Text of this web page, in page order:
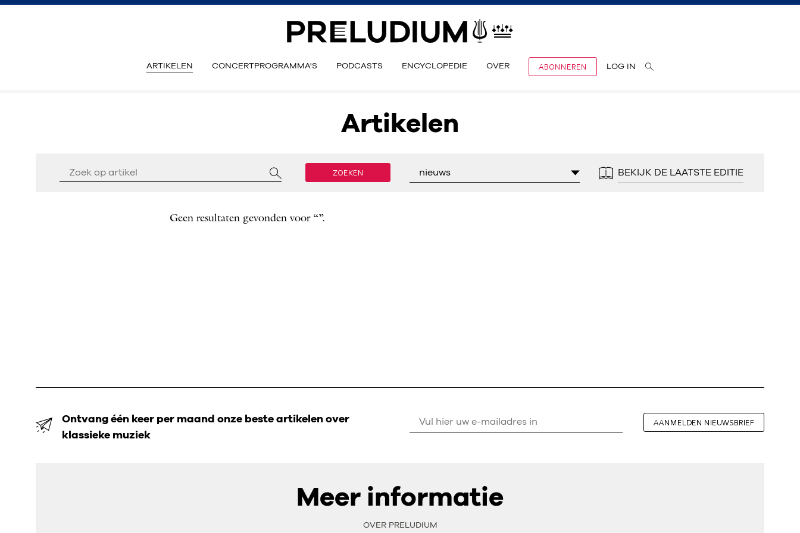
ARTIKELEN CONCERTPROGRAMMA'S PODCASTS ENCYCLOPEDIE OVER ABONNEREN LOG IN
Artikelen
ZOEKEN nieuws BEKIJK DE LAATSTE EDITIE
Geen resultaten gevonden voor “”.
Ontvang één keer per maand onze beste artikelen over
klassieke muziek
AANMELDEN NIEUWSBRIEF
Meer informatie
OVER PRELUDIUM